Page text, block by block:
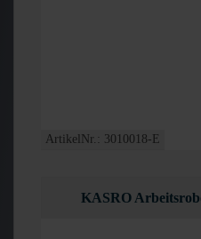
ArtikelNr.: 3010018-E
KASRO